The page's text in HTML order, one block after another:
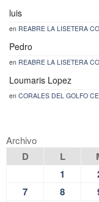
luis
en REABRE LA LISETERA
Pedro
en REABRE LA LISETERA
Loumaris Lopez
en CORALES DEL GOLFO
Archivo
D L
1
7
8